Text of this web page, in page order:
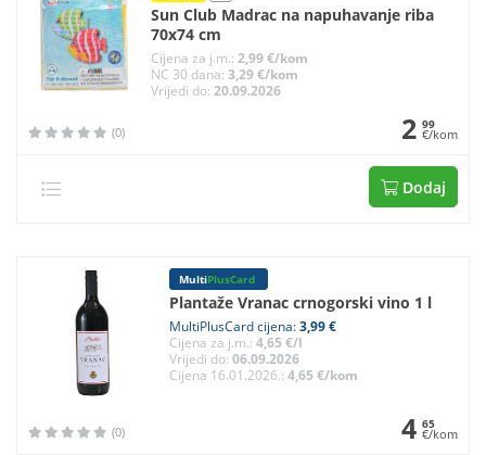
Sun Club Madrac na napuhavanje riba
70x74 cm
Cijena za j.m.: 2,99 €/kom
NC 30 dana: 3,29 €/kom
Vrijedi do: 20.09.2026
(0) 2 99
€/kom
Dodaj
MultiPlusCard
Plantaže Vranac crnogorski vino 1 l
MultiPlusCard cijena:3,99 €
Cijena za j.m.: 4,65 €/l
Vrijedi do: 06.09.2026
Cijena 16.01.2026.: 4,65 €/kom
(0) 4 65
€/kom